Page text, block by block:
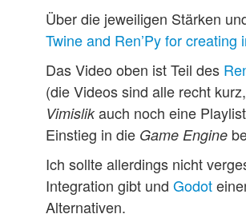
Über die jeweiligen Stärken
Twine and Ren’Py for creating
Das Video oben ist Teil des
(die Videos sind alle recht
Vimislikauch noch eine
Einstieg in die Game Engine
Ich sollte allerdings nicht
Integration gibt und Godot
Alternativen.